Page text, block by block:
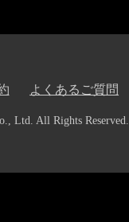
よくあるご質問
Ltd. All Rights Reserved.